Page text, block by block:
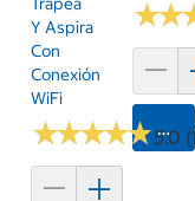
Y Aspira
Con
Conexión
WiFi
★★★★★
★★★★★5.0
★★
★★